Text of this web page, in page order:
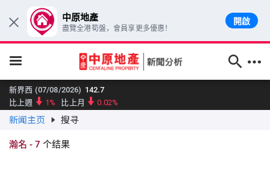
跳至主要內容
新界西 (07/08/2026) 142.7
比上週
1% 比上月
0.02%
大型单位领先指数 (07/08/2026)
中小型单位领先指数 (07/08/2026)
新闻主页 搜寻
瀚名 - 7 个结果
× 中原地產
盡覽全港筍盤，會員享更多優惠！
開啟